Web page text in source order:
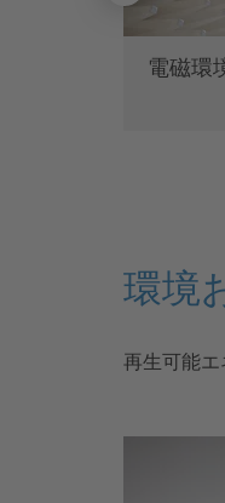
電磁環
環境
再生可能